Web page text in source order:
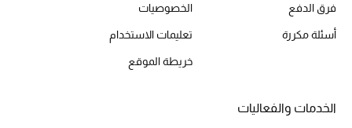
أجهزة المطبخ والمنزل
فرق الدفع
أسئلة مكررة
الخصوصيات
تعليمات الاستخدام
خريطة الموقع
الخدمات والفعاليات